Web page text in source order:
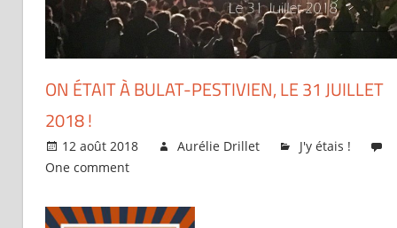
ON ÉTAIT À BULAT-PESTIVIEN, LE 31 JUILLET
2018 !
12 août 2018 Aurélie Drillet
J'y étais !
One comment